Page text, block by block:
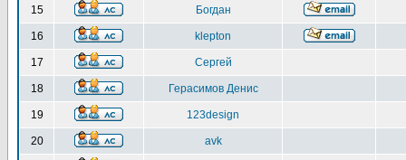
15 Богдан
16 klepton
17 Сергей
18 Герасимов Денис
19 123design
20 avk